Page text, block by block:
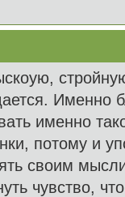
Именно
именно
потому и
своим
чувство,